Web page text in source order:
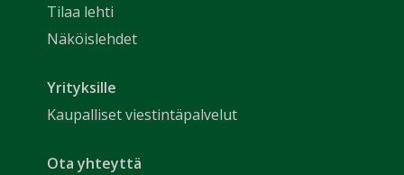
Tilaa lehti
Näköislehdet
Yrityksille
Kaupalliset viestintäpalvelut
Ota yhteyttä